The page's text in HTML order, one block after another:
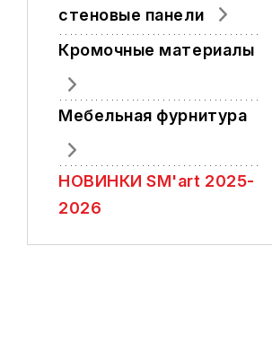
стеновые панели
Кромочные материалы
Мебельная фурнитура
НОВИНКИ SM'art 2025-
2026